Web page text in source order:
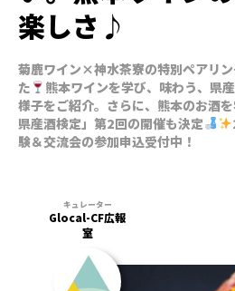
楽しさ♪
菊鹿ワイン×神水茶寮の特別ペアリ
た
熊本ワインを学び、味わう、県
様子をご紹介。さらに、熊本のお酒
県産酒検定」第2回の開催も決定
験＆交流会の参加申込受付中！
Glocal-CF広報
室